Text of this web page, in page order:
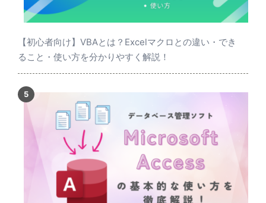
【初心者向け】VBAとは？Excelマクロとの違い・でき
ること・使い方を分かりやすく解説！